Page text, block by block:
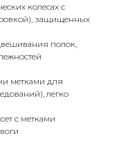
колесах с
защищенных
полок,
метками для
легко
с метками